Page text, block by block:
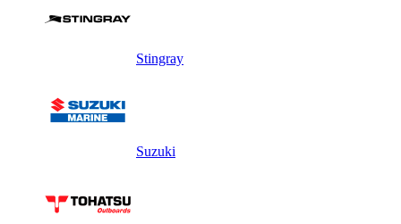
Stingray
Suzuki